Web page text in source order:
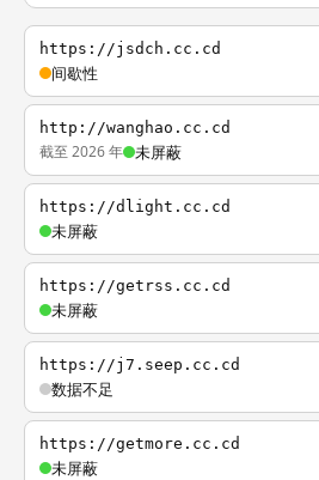
https://jsdch.cc.cd
间歇性
http://wanghao.cc.cd
截至 2026 年 未屏蔽
https://dlight.cc.cd
未屏蔽
https://getrss.cc.cd
未屏蔽
https://j7.seep.cc.cd
数据不足
https://getmore.cc.cd
未屏蔽